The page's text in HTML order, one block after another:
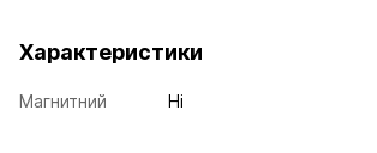
Характеристики
Магнитний Ні